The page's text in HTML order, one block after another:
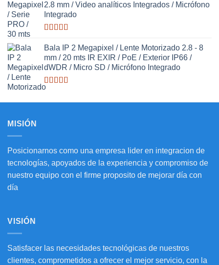
2.8 mm / Video analíticos Integrados / Micrófono
Integrado
con
3.27 de
5
Bala IP 2 Megapixel / Lente Motorizado 2.8 - 8
mm / 20 mts IR EXIR / PoE / Exterior IP66 /
dWDR / Micro SD / Micrófono Integrado
Valorado
MISIÓN
Posicionarnos como una empresa lider en integracion de
tecnologías, apoyados de la experiencia y compromiso de
nuestro equipo con el firme proposito de mejorar día con
día
VISIÓN
Satisfacer las necesidades tecnológicas de nuestros
clientes, comprometidos a ofrecer el mejor servicio, con la